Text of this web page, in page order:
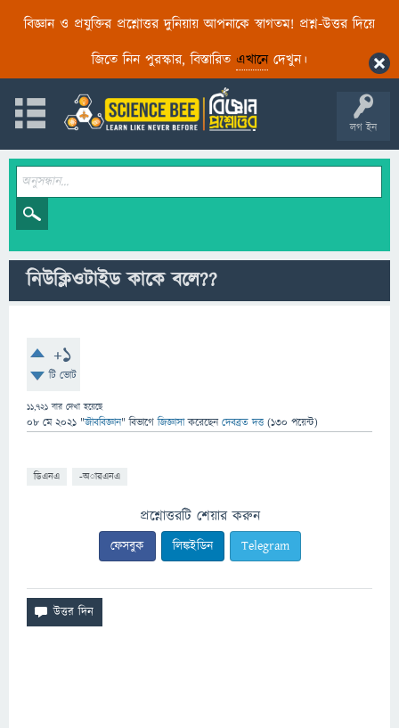
বিজ্ঞান ও প্রযুক্তির প্রশ্নোত্তর দুনিয়ায় আপনাকে স্বাগতম! প্রশ্ন-উত্তর দিয়ে
জিতে নিন পুরস্কার, বিস্তারিত এখানেদেখুন।
লগ ইন
নিউক্লিওটাইড কাকে বলে??
+1
টি ভোট
11,721 বার দেখা হয়েছে
08 মে 2021 "জীববিজ্ঞান" বিভাগে জিজ্ঞাসাকরেছেনদেবব্রত দত্ত (130 পয়েন্ট)
ডিএনএ -অারএনএ
প্রশ্নোত্তরটি শেয়ার করুন
ফেসবুক লিঙ্কইডিন Telegram